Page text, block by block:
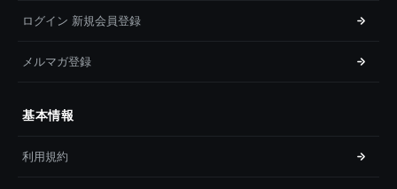
ログイン 新規会員登録
メルマガ登録
基本情報
利用規約